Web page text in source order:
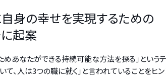
身の幸せを実現するための
に起案
あなたができる持続可能な方法を探る」とい
人は3つの職に就く」と言われていることをヒ